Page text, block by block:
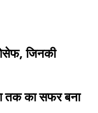
जिनकी
तक का सफर बना